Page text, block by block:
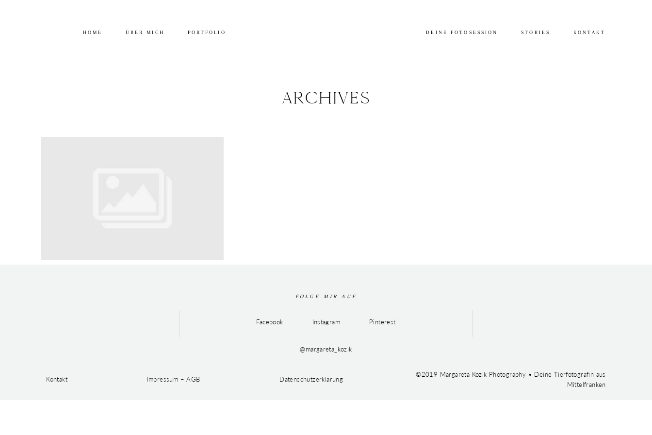
HOME ÜBER MICH PORTFOLIO DEINE FOTOSESSION STORIES KONTAKT
ARCHIVES
FOLGE MIR AUF
Facebook Instagram Pinterest
@margareta_kozik
Kontakt Impressum – AGB Datenschutzerklärung
©2019 Margareta Kozik Photography • Deine Tierfotografin aus
Mittelfranken